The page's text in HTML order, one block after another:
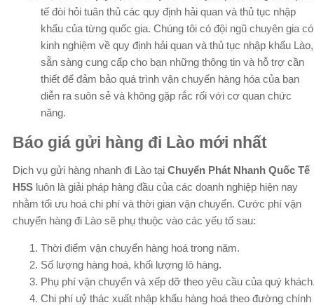
tế đòi hỏi tuân thủ các quy định hải quan và thủ tục nhập
khẩu của từng quốc gia. Chúng tôi có đội ngũ chuyên gia có
kinh nghiệm về quy định hải quan và thủ tục nhập khẩu Lào,
sẵn sàng cung cấp cho bạn những thông tin và hỗ trợ cần
thiết để đảm bảo quá trình vận chuyển hàng hóa của bạn
diễn ra suôn sẻ và không gặp rắc rối với cơ quan chức
năng.
Báo giá gửi hàng đi Lào mới nhất
Dịch vụ gửi hàng nhanh đi Lào tại Chuyển Phát Nhanh Quốc Tế
H5S luôn là giải pháp hàng đầu của các doanh nghiệp hiện nay
nhằm tối ưu hoá chi phí và thời gian vận chuyển. Cước phí vận
chuyển hàng đi Lào sẽ phụ thuộc vào các yếu tố sau:
Thời điểm vận chuyển hàng hoá trong năm.
Số lượng hàng hoá, khối lượng lô hàng.
Phụ phí vận chuyển và xếp dỡ theo yêu cầu của quý
Chi phí uỷ thác xuất nhập khẩu hàng hoá theo đường chính